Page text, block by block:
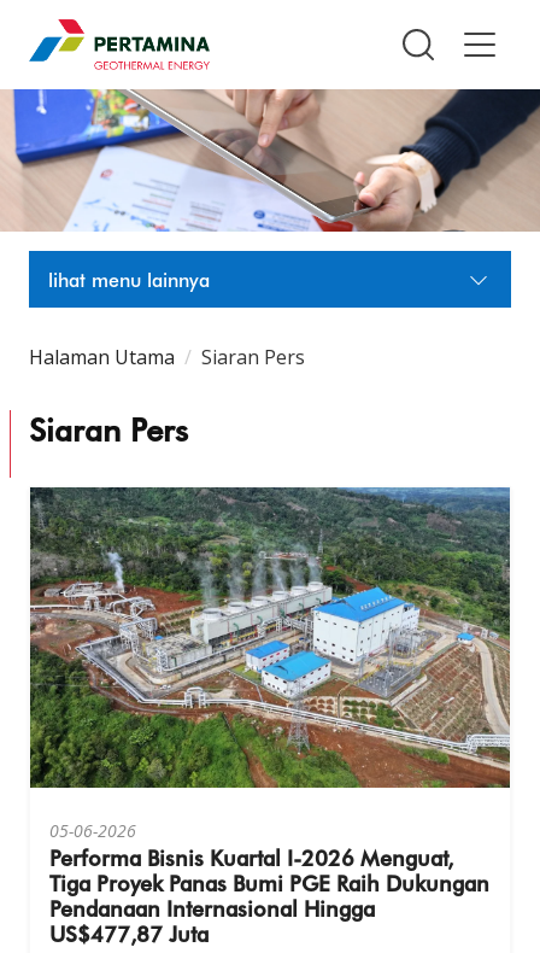
Pertamina Geothermal Energy
lihat menu lainnya
Halaman Utama Siaran Pers
Siaran Pers
05-06-2026
Performa Bisnis Kuartal I-2026 Menguat,
Tiga Proyek Panas Bumi PGE Raih Dukungan
Pendanaan Internasional Hingga
US$477,87 Juta